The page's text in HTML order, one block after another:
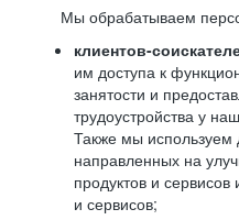
Мы обрабатываем
клиентов-
им доступа к
занятости и
трудоустройства у
Также мы используем
направленных на
продуктов и
и сервисов;